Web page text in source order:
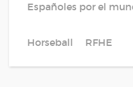
Españoles por el
Horseball RFHE